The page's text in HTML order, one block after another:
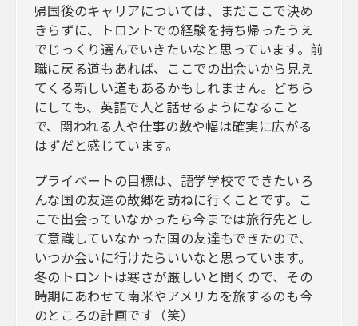
帰国後のキャリアについては、まだここで決め
きらずに、トロントでの経験を持ち帰ったうえ
でじっくり選んでいきたいなと思っています。前
職に戻る道もあれば、ここでの出会いから見え
てくる新しい道もあるかもしれません。どちら
にしても、英語で人と話せるようになること
で、関われる人や仕事の数や幅は確実に広がる
はずだと感じています。
プライベートの目標は、語学学校でできたいろ
んな国の友達の故郷を訪ねに行くことです。こ
こで出会っていなかったら今までは旅行先とし
て意識していなかった国の友達もできたので、
いつか会いに行けたらいいなと思っています。
冬のトロントは寒さが厳しいと聞くので、その
時期にあわせて南米やアメリカを旅するのも今
のところの計画です（笑）